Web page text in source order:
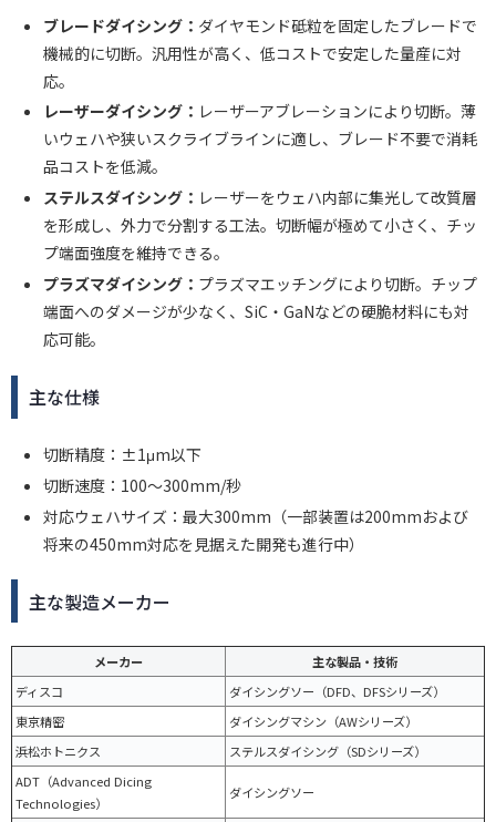
ブレードダイシング： ダイヤモンド砥粒を固定したブレードで
機械的に切断。汎用性が高く、低コストで安定した量産に対
応。
レーザーダイシング： レーザーアブレーションにより切断。薄
いウェハや狭いスクライブラインに適し、ブレード不要で消耗
品コストを低減。
ステルスダイシング： レーザーをウェハ内部に集光して改質層
を形成し、外力で分割する工法。切断幅が極めて小さく、チッ
プ端面強度を維持できる。
プラズマダイシング： プラズマエッチングにより切断。チップ
端面へのダメージが少なく、SiC・GaNなどの硬脆材料にも対
応可能。
主な仕様
切断精度：±1μm以下
切断速度：100〜300mm/秒
対応ウェハサイズ：最大300mm（一部装置は200mmおよび
将来の450mm対応を見据えた開発も進行中）
主な製造メーカー
メーカー
主な製品・技術
ディスコ
ダイシングソー（DFD、DFSシリーズ）
東京精密
ダイシングマシン（AWシリーズ）
浜松ホトニクス
ステルスダイシング（SDシリーズ）
ADT（Advanced Dicing
Technologies）
ダイシングソー